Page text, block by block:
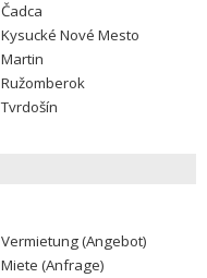
Čadca
Kysucké Nové Mesto
Martin
Ružomberok
Tvrdošín
Vermietung (Angebot)
Miete (Anfrage)